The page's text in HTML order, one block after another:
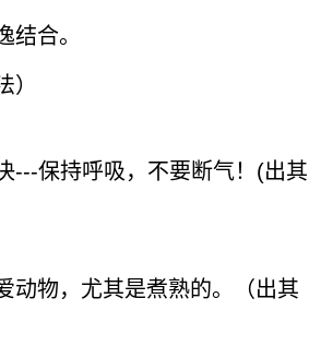
结合。
---保持呼吸，不要断气！(出其
动物，尤其是煮熟的。（出其